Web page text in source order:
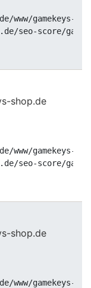
gamekeys-
seo-score/
gamekeys-
seo-score/
gamekeys-